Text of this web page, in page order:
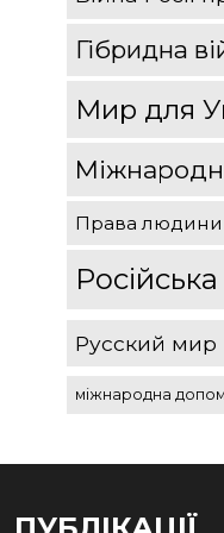
Гібридна
Мир для
Права людини
Російська
Русский мир
міжнародна